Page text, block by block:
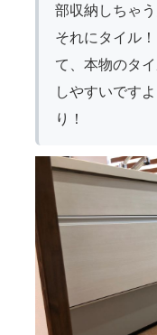
部収納しちゃ
それにタイル
て、本物のタ
しやすいです
り！